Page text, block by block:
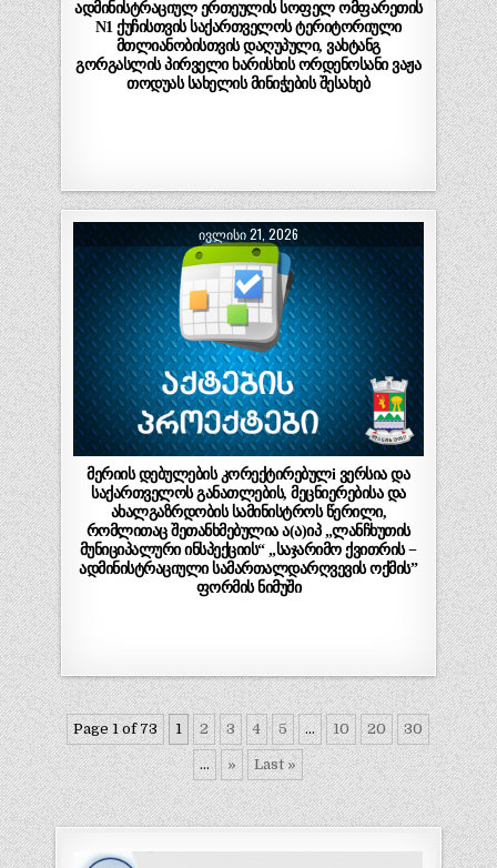
ადმინისტრაციულ ერთეულის სოფელ ომფარეთის
N1 ქუჩისთვის საქართველოს ტერიტორიული
მთლიანობისთვის დაღუპული, ვახტანგ
გორგასლის პირველი ხარისხის ორდენოსანი ვაჟა
თოდუას სახელის მინიჭების შესახებ
ᲘᲕᲚᲘᲡᲘ 21, 2026
მერიის დებულების კორექტირებულi ვერსია და
საქართველოს განათლების, მეცნიერებისა და
ახალგაზრდობის სამინისტროს წერილი,
რომლითაც შეთანხმებულია ა(ა)იპ „ლანჩხუთის
მუნიციპალური ინსპექციის“ „საჯარიმო ქვითრის −
ადმინისტრაციული სამართალდარღვევის ოქმის”
ფორმის ნიმუში
Page 1 of 73 1 2 3 4 5 ... 10 20 30
... » Last »